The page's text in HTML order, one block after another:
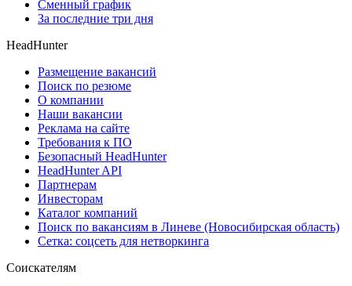
Сменный график
За последние три дня
HeadHunter
Размещение вакансий
Поиск по резюме
О компании
Наши вакансии
Реклама на сайте
Требования к ПО
Безопасный HeadHunter
HeadHunter API
Партнерам
Инвесторам
Каталог компаний
Поиск по вакансиям в Линеве (Новосибирская область)
Сетка: соцсеть для нетворкинга
Соискателям